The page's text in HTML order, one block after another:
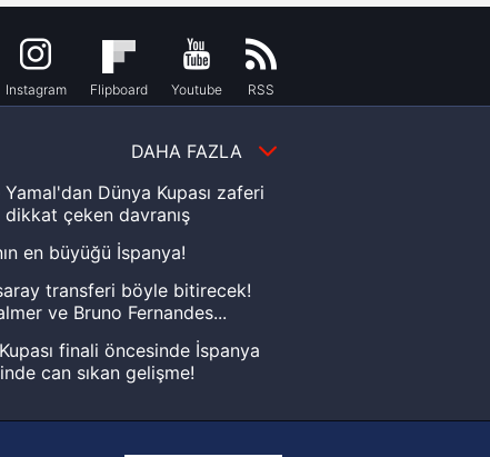
Instagram Flipboard Youtube RSS
DAHA FAZLA
Yamal'dan Dünya Kupası zaferi
dikkat çeken davranış
en büyüğü İspanya!
transferi böyle bitirecek!
ve Bruno Fernandes...
finali öncesinde İspanya
can sıkan gelişme!